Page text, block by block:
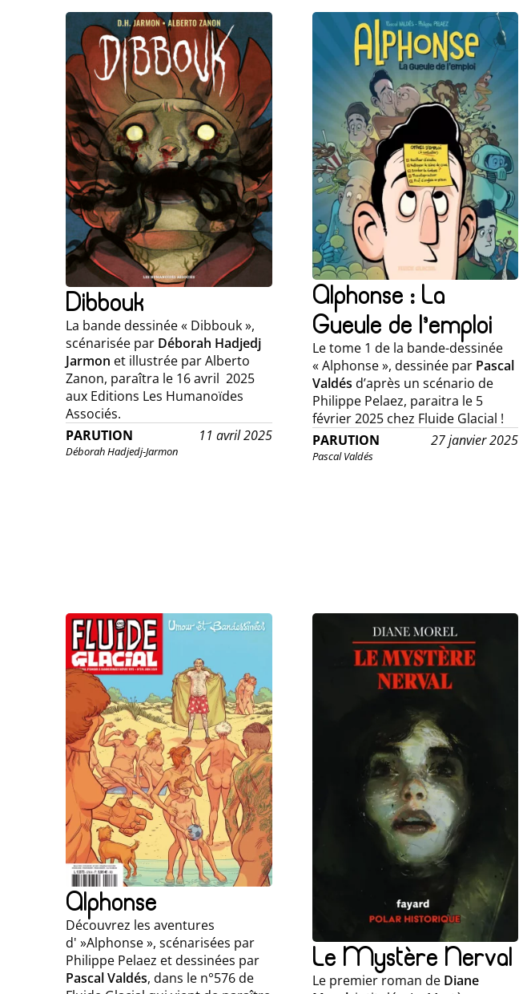
Dibbouk
La bande dessinée « Dibbouk »,
scénarisée par Déborah Hadjedj
Jarmon et illustrée par Alberto
Zanon, paraîtra le 16 avril 2025
aux Editions Les Humanoïdes
Associés.
PARUTION
11 avril 2025
Déborah Hadjedj-Jarmon
Alphonse : La
Gueule de l’emploi
Le tome 1 de la bande-dessinée
« Alphonse », dessinée par Pascal
Valdés d’après un scénario de
Philippe Pelaez, paraitra le 5
février 2025 chez Fluide Glacial !
PARUTION
27 janvier 2025
Pascal Valdés
Alphonse
Découvrez les aventures
d' »Alphonse », scénarisées par
Philippe Pelaez et dessinées par
Pascal Valdés, dans le n°576 de
Le Mystère Nerval
Le premier roman de Diane